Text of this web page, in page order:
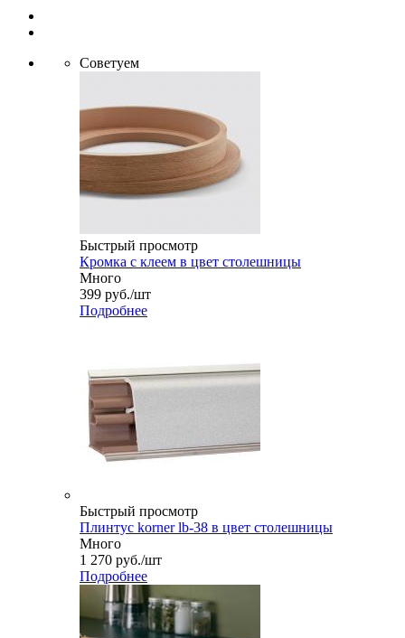
Советуем
Быстрый просмотр
Кромка с клеем в цвет столешницы
Много
399 руб./шт
Подробнее
Быстрый просмотр
Плинтус korner lb-38 в цвет столешницы
Много
1 270 руб./шт
Подробнее